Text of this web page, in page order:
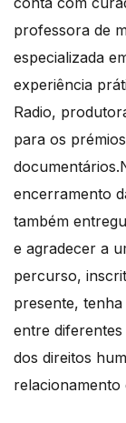
professora de
especializada
experiência
Radio,
para os
encerramento
também
e agradecer a
percurso,
presente,
entre
dos direitos